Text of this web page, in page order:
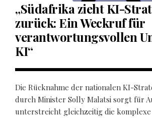
„Südafrika zieht KI-
zurück: Ein Weckruf für
verantwortungsvollen
KI“
Die Rücknahme der nationalen KI-
durch Minister Solly Malatsi sorgt für
unterstreicht gleichzeitig die